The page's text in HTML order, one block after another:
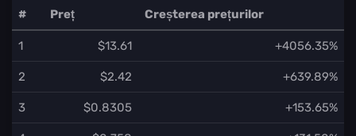
# Preț Creșterea prețurilor
1 $13.61 +4056.35%
2 $2.42 +639.89%
3 $0.8305 +153.65%